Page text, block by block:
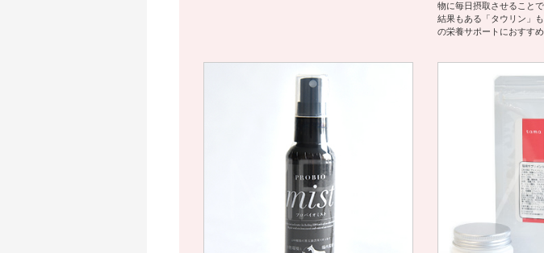
物に毎日摂取させること
結果もある「タウリン」
の栄養サポートにおすすめ